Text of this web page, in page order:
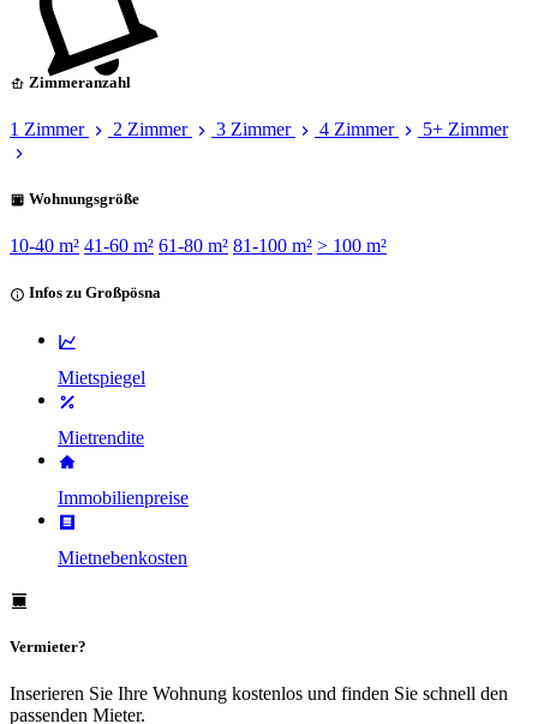
Zimmeranzahl
1 Zimmer 2 Zimmer 3 Zimmer 4 Zimmer 5+ Zimmer
Wohnungsgröße
10-40 m² 41-60 m² 61-80 m² 81-100 m² > 100 m²
Infos zu Großpösna
Mietspiegel
Mietrendite
Immobilienpreise
Mietnebenkosten
Vermieter?
Inserieren Sie Ihre Wohnung kostenlos und finden Sie schnell den
passenden Mieter.